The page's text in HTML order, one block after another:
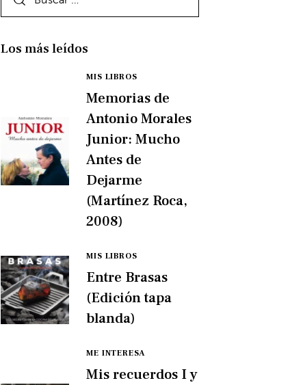
Los más leídos
MIS LIBROS
Memorias de
Antonio Morales
Junior: Mucho
Antes de
Dejarme
(Martínez Roca,
2008)
MIS LIBROS
Entre Brasas
(Edición tapa
blanda)
ME INTERESA
Mis recuerdos I y